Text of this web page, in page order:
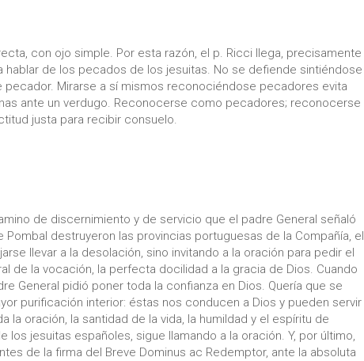
con ojo simple. Por esta razón, el p. Ricci llega, precisamente
de los pecados de los jesuitas. No se defiende sintiéndose
Mirarse a sí mismos reconociéndose pecadores evita
ante un verdugo. Reconocerse como pecadores; reconocerse
justa para recibir consuelo.
de discernimiento y de servicio que el padre General señaló
destruyeron las provincias portuguesas de la Compañía, el
llevar a la desolación, sino invitando a la oración para pedir el
de la vocación, la perfecta docilidad a la gracia de Dios. Cuando
General pidió poner toda la confianza en Dios. Quería que se
purificación interior: éstas nos conducen a Dios y pueden servir
la oración, la santidad de la vida, la humildad y el espíritu de
los jesuitas españoles, sigue llamando a la oración. Y, por último,
de la firma del Breve Dominus ac Redemptor, ante la absoluta